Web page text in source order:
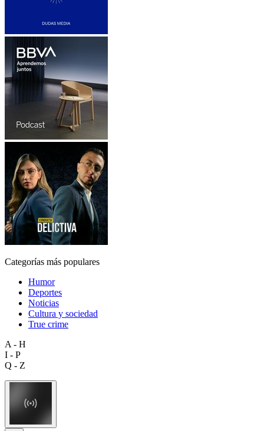
Categorías más populares
Humor
Deportes
Noticias
Cultura y sociedad
True crime
A - H
I - P
Q - Z